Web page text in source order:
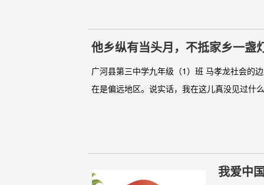
他乡纵有当头月，不抵家乡一盏
广河县第三中学九年级（1）班 马孝龙社会
在是偏远地区。说实话，我在这儿真没见过什
我爱中